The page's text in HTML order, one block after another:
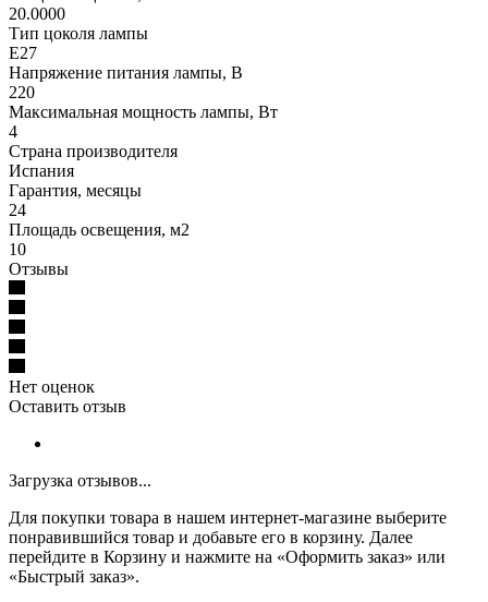
20.0000
Тип цоколя лампы
E27
Напряжение питания лампы, В
220
Максимальная мощность лампы, Вт
4
Страна производителя
Испания
Гарантия, месяцы
24
Площадь освещения, м2
10
Отзывы
Нет оценок
Оставить отзыв
Загрузка отзывов...
Для покупки товара в нашем интернет-магазине выберите
понравившийся товар и добавьте его в корзину. Далее
перейдите в Корзину и нажмите на «Оформить заказ» или
«Быстрый заказ».